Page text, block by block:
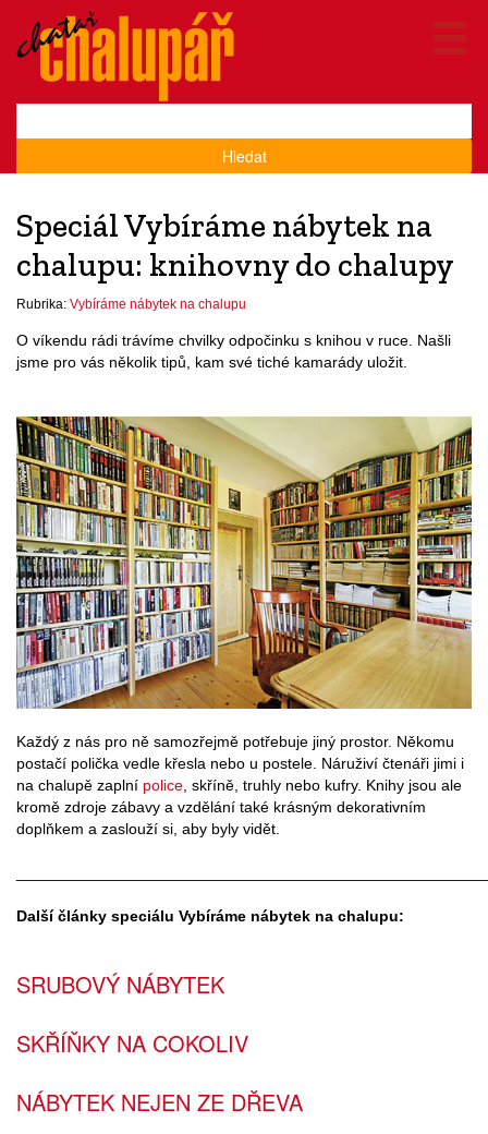
Hledat
Speciál Vybíráme nábytek na
chalupu: knihovny do chalupy
Rubrika: Vybíráme nábytek na chalupu
O víkendu rádi trávíme chvilky odpočinku s knihou v ruce. Našli
jsme pro vás několik tipů, kam své tiché kamarády uložit.
Každý z nás pro ně samozřejmě potřebuje jiný prostor. Někomu
postačí polička vedle křesla nebo u postele. Náruživí čtenáři jimi i
na chalupě zaplní police , skříně, truhly nebo kufry. Knihy jsou ale
kromě zdroje zábavy a vzdělání také krásným dekorativním
doplňkem a zaslouží si, aby byly vidět.
Další články speciálu Vybíráme nábytek na chalupu:
SRUBOVÝ NÁBYTEK
SKŘÍŇKY NA COKOLIV
NÁBYTEK NEJEN ZE DŘEVA